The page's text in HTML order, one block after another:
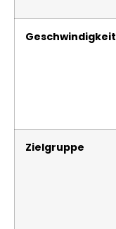
Geschwindigkeit
Zielgruppe